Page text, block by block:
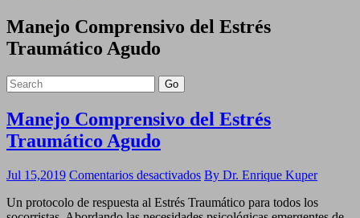
Manejo Comprensivo del Estrés
Traumático Agudo
Go
Manejo Comprensivo del Estrés
Traumático Agudo
Jul 15,2019 Comentarios desactivadosen
Comprensivo
By Dr. Enrique Kuper
Un protocolo de respuesta al Estrés Traumático para todos los